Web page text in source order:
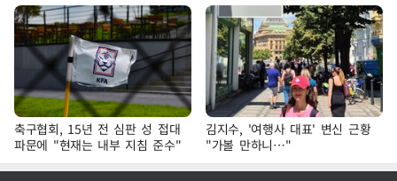
축구협회, 15년 전 심판 성 접대
파문에 "현재는 내부 지침 준수"
김지수, '여행사 대표' 변신 근황
"가볼 만하니…"